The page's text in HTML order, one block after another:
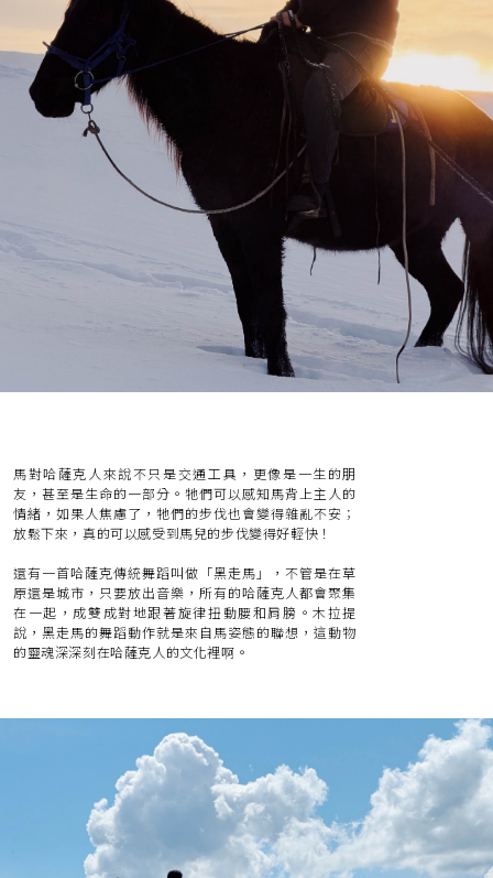
馬對哈薩克人來說不只是交通工具，更像是一生的朋
友，甚至是生命的一部分。牠們可以感知馬背上主人的
情緒，如果人焦慮了，牠們的步伐也會變得雜亂不安；
放鬆下來，真的可以感受到馬兒的步伐變得好輕快！
還有一首哈薩克傳統舞蹈叫做「黑走馬」，不管是在草
原還是城市，只要放出音樂，所有的哈薩克人都會聚集
在一起，成雙成對地跟著旋律扭動腰和肩膀。木拉提
說，黑走馬的舞蹈動作就是來自馬姿態的聯想，這動物
的靈魂深深刻在哈薩克人的文化裡啊。